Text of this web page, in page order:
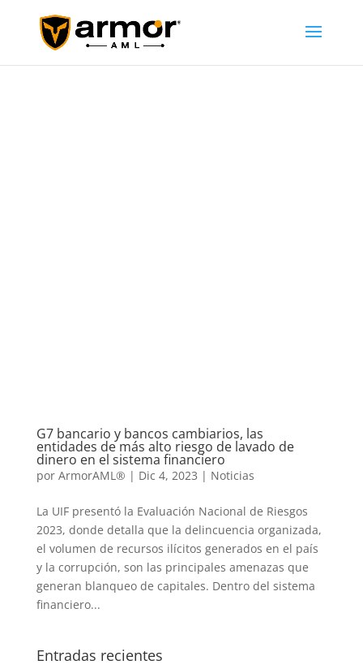
G7 bancario y bancos cambiarios, las
entidades de más alto riesgo de lavado de
dinero en el sistema financiero
por ArmorAML® | Dic 4, 2023 | Noticias
La UIF presentó la Evaluación Nacional de Riesgos
2023, donde detalla que la delincuencia organizada,
el volumen de recursos ilícitos generados en el país
y la corrupción, son las principales amenazas que
generan blanqueo de capitales. Dentro del sistema
financiero...
Entradas recientes